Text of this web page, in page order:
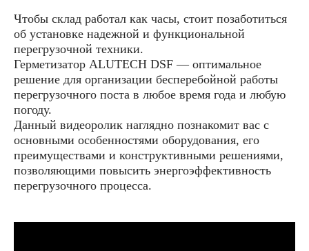
Чтобы склад работал как часы, стоит позаботиться
об установке надежной и функциональной
перегрузочной техники.
Герметизатор ALUTECH DSF — оптимальное
решение для организации бесперебойной работы
перегрузочного поста в любое время года и любую
погоду.
Данный видеоролик наглядно познакомит вас с
основными особенностями оборудования, его
преимуществами и конструктивными решениями,
позволяющими повысить энергоэффективность
перегрузочного процесса.